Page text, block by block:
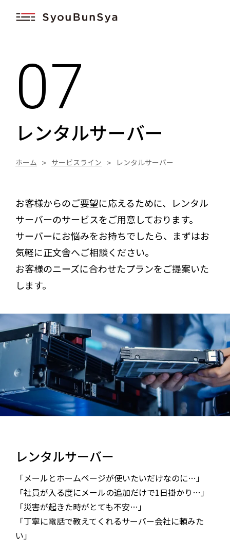
このページの本文へ移動
Home
実績
03QLEAR（クリア）
04
動画・映像
05印刷
06
08スマホアプリ
09ノベルティ
新着情報
求人情報
アクセスマップ
CSRビジョン
07
レンタルサーバー
ホーム サービスライン レンタルサーバー
お客様からのご要望に応えるために、レンタル
サーバーのサービスをご用意しております。
サーバーにお悩みをお持ちでしたら、まずはお
気軽に正文舎へご相談ください。
お客様のニーズに合わせたプランをご提案いた
します。
レンタルサーバー
「メールとホームページが使いたいだけなのに…」
「社員が入る度にメールの追加だけで1日掛かり…」
「災害が起きた時がとても不安…」
「丁寧に電話で教えてくれるサーバー会社に頼みた
い」